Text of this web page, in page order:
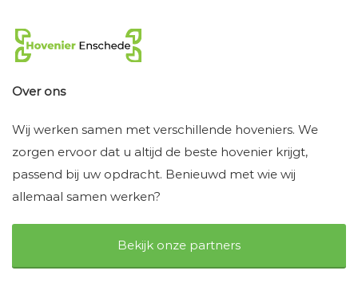
Over ons
Wij werken samen met verschillende hoveniers. We
zorgen ervoor dat u altijd de beste hovenier krijgt,
passend bij uw opdracht. Benieuwd met wie wij
allemaal samen werken?
Bekijk onze partners